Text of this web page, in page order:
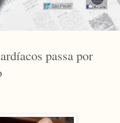
passa por